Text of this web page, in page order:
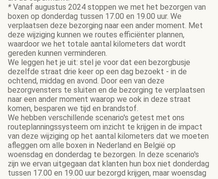
* Vanaf augustus 2024 stoppen we met het bezorgen van
boxen op donderdag tussen 17.00 en 19.00 uur. We
verplaatsen deze bezorging naar een ander moment. Met
deze wijziging kunnen we routes efficiënter plannen,
waardoor we het totale aantal kilometers dat wordt
gereden kunnen verminderen.
We leggen het je uit: stel je voor dat een bezorgbusje
dezelfde straat drie keer op een dag bezoekt - in de
ochtend, middag en avond. Door een van deze
bezorgvensters te sluiten en de bezorging te verplaatsen
naar een ander moment waarop we ook in deze straat
komen, besparen we tijd en brandstof.
We hebben verschillende scenario's getest met ons
routeplanningssysteem om inzicht te krijgen in de impact
van deze wijziging op het aantal kilometers dat we moeten
afleggen om alle boxen in Nederland en België op
woensdag en donderdag te bezorgen. In deze scenario's
zijn we ervan uitgegaan dat klanten hun box niet donderdag
tussen 17.00 en 19.00 uur bezorgd krijgen, maar woensdag